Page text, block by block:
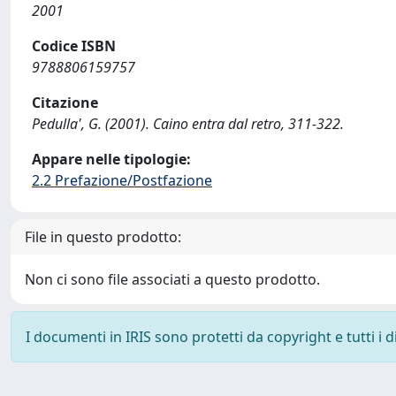
2001
Codice ISBN
9788806159757
Citazione
Pedulla', G. (2001). Caino entra dal retro, 311-322.
Appare nelle tipologie:
2.2 Prefazione/Postfazione
File in questo prodotto:
Non ci sono file associati a questo prodotto.
I documenti in IRIS sono protetti da copyright e tutti i